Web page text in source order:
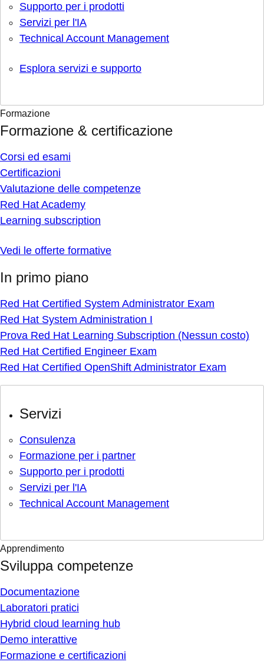
Supporto per i prodotti
Servizi per l'IA
Technical Account Management
Esplora servizi e supporto
Formazione
Formazione & certificazione
Corsi ed esami
Certificazioni
Valutazione delle competenze
Red Hat Academy
Learning subscription
Vedi le offerte formative
In primo piano
Red Hat Certified System Administrator Exam
Red Hat System Administration I
Prova Red Hat Learning Subscription (Nessun costo)
Red Hat Certified Engineer Exam
Red Hat Certified OpenShift Administrator Exam
Servizi
Consulenza
Formazione per i partner
Supporto per i prodotti
Servizi per l'IA
Technical Account Management
Apprendimento
Sviluppa competenze
Documentazione
Laboratori pratici
Hybrid cloud learning hub
Demo interattive
Formazione e certificazioni